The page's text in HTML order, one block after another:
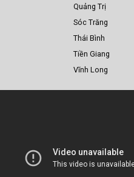
Quảng Trị
Sóc Trăng
Thái Bình
Tiền Giang
Vĩnh Long